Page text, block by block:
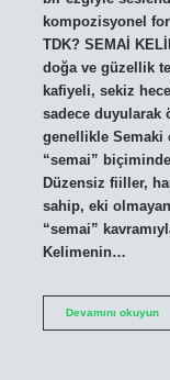
kompozisyonel
TDK? SEMAİ
doğa ve güzellik
kafiyeli, sekiz
sadece duyularak
genellikle Semaki
“semai”
Düzensiz fiiller,
sahip, eki
“semai”
Kelimenin…
Devamını okuyun